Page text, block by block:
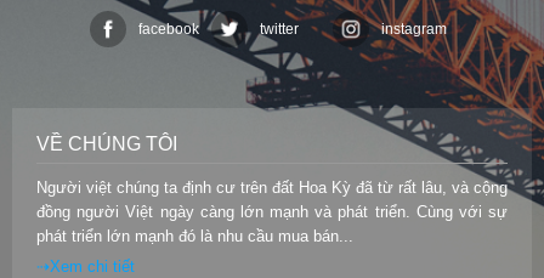
facebook twitter instagram
VỀ CHÚNG TÔI
Người việt chúng ta định cư trên đất Hoa Kỳ đã từ rất lâu, và cộng
đồng người Việt ngày càng lớn mạnh và phát triển. Cùng với sự
phát triển lớn mạnh đó là nhu cầu mua bán...
⇢Xem chi tiết